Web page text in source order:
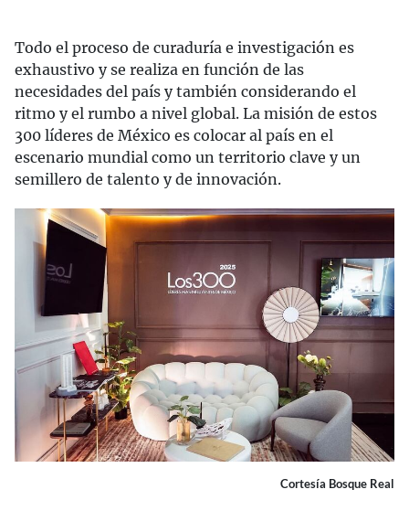
Todo el proceso de curaduría e investigación es
exhaustivo y se realiza en función de las
necesidades del país y también considerando el
ritmo y el rumbo a nivel global. La misión de estos
300 líderes de México es colocar al país en el
escenario mundial como un territorio clave y un
semillero de talento y de innovación.
Cortesía Bosque Real